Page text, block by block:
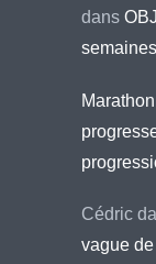
dans
semaines
Cédric
vague